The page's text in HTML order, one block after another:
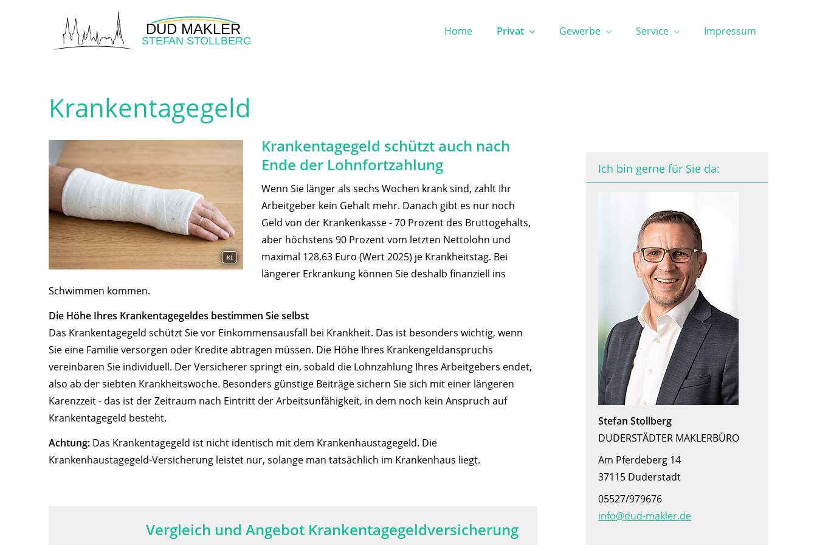
Home Privat Gewerbe Service Impressum
Ich bin gerne für Sie da:
Stefan Stollberg
DUDERSTÄDTER MAKLERBÜRO
Am Pferdeberg 14
37115 Duderstadt
05527/979676
info@dud-makler.de
Krankentagegeld
KI
Krankentagegeld schützt auch nach
Ende der Lohnfortzahlung
Wenn Sie länger als sechs Wochen krank sind, zahlt Ihr
Arbeitgeber kein Gehalt mehr. Danach gibt es nur noch
Geld von der Krankenkasse - 70 Prozent des Bruttogehalts,
aber höchstens 90 Prozent vom letzten Nettolohn und
maximal 128,63 Euro (Wert 2025) je Krankheitstag. Bei
längerer Erkrankung können Sie deshalb finanziell ins
Schwimmen kommen.
Die Höhe Ihres Krankentagegeldes bestimmen Sie selbst
Das Krankentagegeld schützt Sie vor Einkommensausfall bei Krankheit. Das ist besonders wichtig, wenn
Sie eine Familie versorgen oder Kredite abtragen müssen. Die Höhe Ihres Krankengeldanspruchs
vereinbaren Sie individuell. Der Versicherer springt ein, sobald die Lohnzahlung Ihres Arbeitgebers endet,
also ab der siebten Krankheitswoche. Besonders günstige Beiträge sichern Sie sich mit einer längeren
Karenzzeit - das ist der Zeitraum nach Eintritt der Arbeitsunfähigkeit, in dem noch kein Anspruch auf
Krankentagegeld besteht.
Achtung: Das Krankentagegeld ist nicht identisch mit dem Krankenhaustagegeld. Die
Krankenhaustagegeld-Versicherung leistet nur, solange man tatsächlich im Krankenhaus liegt.
Vergleich und Angebot Krankentagegeldversicherung